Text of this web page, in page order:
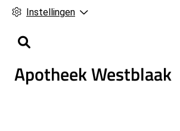
Instellingen
Apotheek Westblaak
o
f